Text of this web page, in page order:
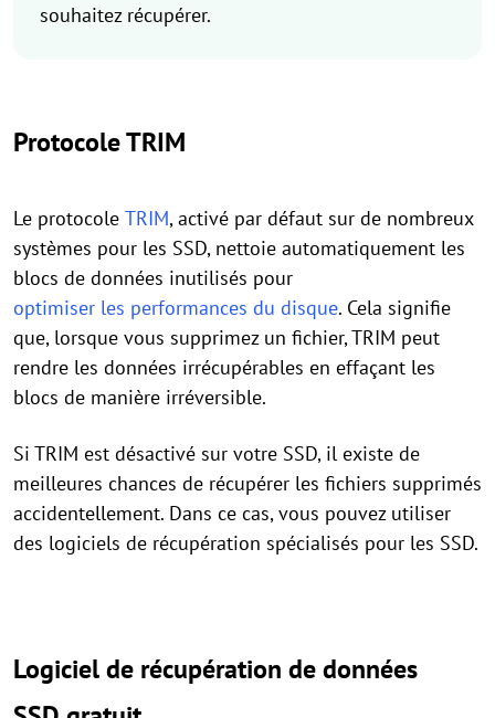
souhaitez récupérer.
Protocole TRIM
Le protocole TRIM, activé par défaut sur de nombreux
systèmes pour les SSD, nettoie automatiquement les
blocs de données inutilisés pour
optimiser les performances du disque. Cela signifie
que, lorsque vous supprimez un fichier, TRIM peut
rendre les données irrécupérables en effaçant les
blocs de manière irréversible.
Si TRIM est désactivé sur votre SSD, il existe de
meilleures chances de récupérer les fichiers supprimés
accidentellement. Dans ce cas, vous pouvez utiliser
des logiciels de récupération spécialisés pour les SSD.
Logiciel de récupération de données